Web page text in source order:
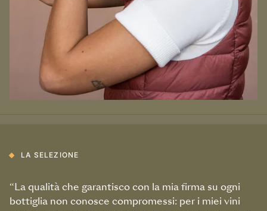
LA SELEZIONE
“La qualità che garantisco con la mia firma su ogni
bottiglia non conosce compromessi: per i miei vini